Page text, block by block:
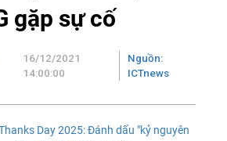
gặp sự cố
16/12/2021
14:00:00
Nguồn:
ICTnews
Day 2025: Đánh dấu "kỷ nguyên